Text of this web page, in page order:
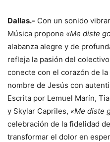
Dallas.- Con un sonido
Música propone «Me diste
alabanza alegre y de
refleja la pasión del
conecte con el corazón de
nombre de Jesús con
Escrita por Lemuel Marín,
y Skylar Capriles, «Me diste
celebración de la fidelidad
transformar el dolor en